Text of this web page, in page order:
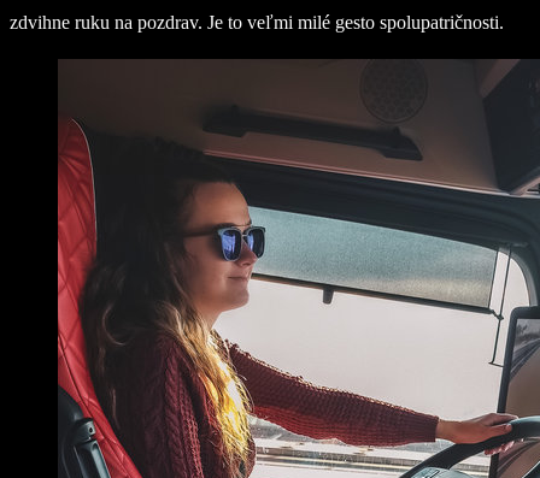
zdvihne ruku na pozdrav. Je to veľmi milé gesto spolupatričnosti.